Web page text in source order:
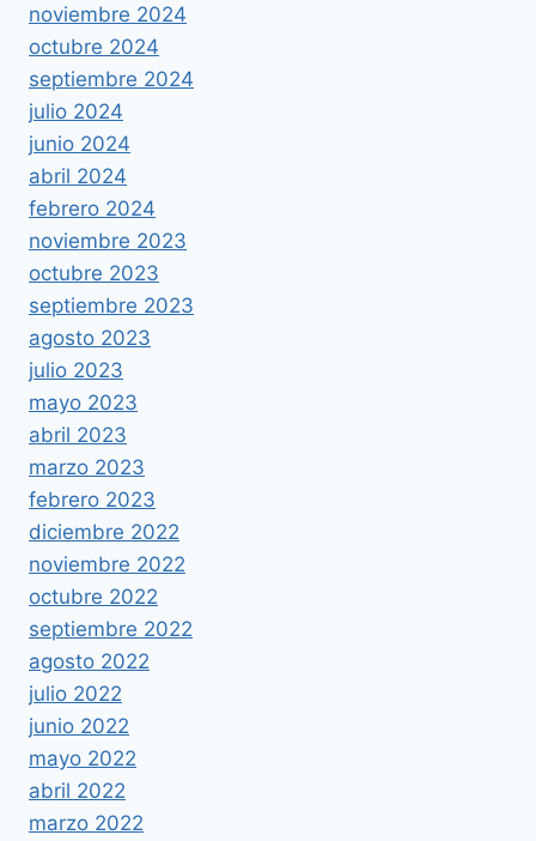
noviembre 2024
octubre 2024
septiembre 2024
julio 2024
junio 2024
abril 2024
febrero 2024
noviembre 2023
octubre 2023
septiembre 2023
agosto 2023
julio 2023
mayo 2023
abril 2023
marzo 2023
febrero 2023
diciembre 2022
noviembre 2022
octubre 2022
septiembre 2022
agosto 2022
julio 2022
junio 2022
mayo 2022
abril 2022
marzo 2022